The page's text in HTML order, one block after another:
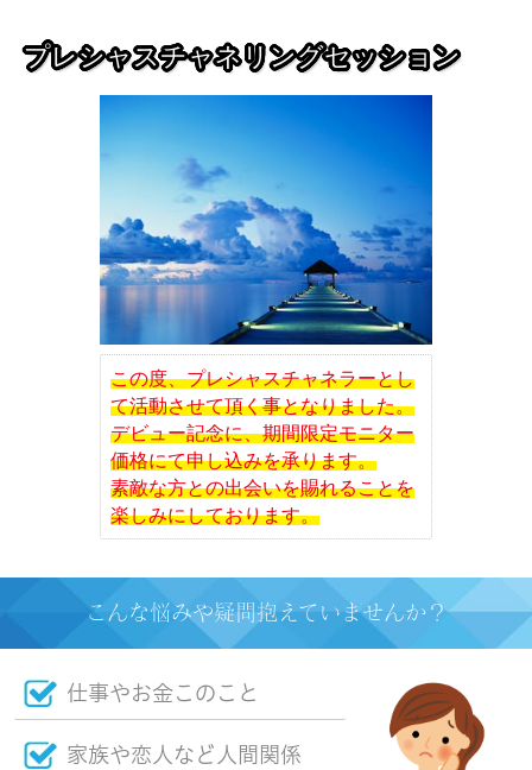
プレシャスチャネリングセッション
この度、プレシャスチャネラーとし
て活動させて頂く事となりました。
デビュー記念に、期間限定モニター
価格にて申し込みを承ります。
素敵な方との出会いを賜れることを
楽しみにしております。
こんな悩みや疑問抱えていませんか？
仕事やお金このこと
家族や恋人など人間関係